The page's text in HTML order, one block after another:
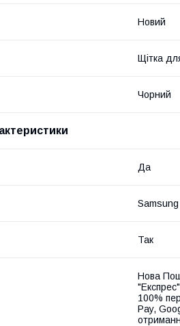
Новий
Щітка
Чорний
Да
Samsung
Так
Нова
100%
Pay,